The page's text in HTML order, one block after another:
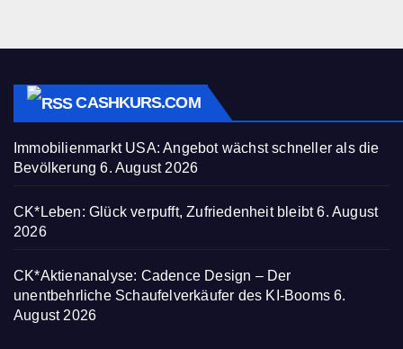
CASHKURS.COM
Immobilienmarkt USA: Angebot wächst schneller als die
Bevölkerung 6. August 2026
CK*Leben: Glück verpufft, Zufriedenheit bleibt 6. August
2026
CK*Aktienanalyse: Cadence Design – Der
unentbehrliche Schaufelverkäufer des KI-Booms 6.
August 2026